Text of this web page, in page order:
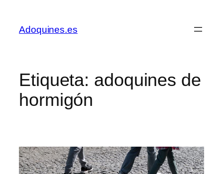
contenido
Adoquines.es
Etiqueta: adoquines de
hormigón